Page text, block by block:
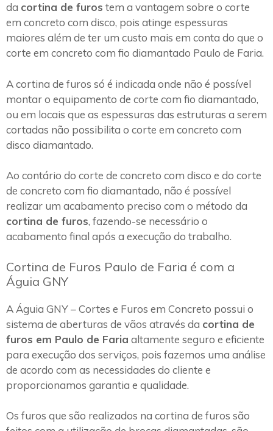
da cortina de furos tem a vantagem sobre o corte
em concreto com disco, pois atinge espessuras
maiores além de ter um custo mais em conta do que o
corte em concreto com fio diamantado Paulo de Faria.
A cortina de furos só é indicada onde não é possível
montar o equipamento de corte com fio diamantado,
ou em locais que as espessuras das estruturas a serem
cortadas não possibilita o corte em concreto com
disco diamantado.
Ao contário do corte de concreto com disco e do corte
de concreto com fio diamantado, não é possível
realizar um acabamento preciso com o método da
cortina de furos, fazendo-se necessário o
acabamento final após a execução do trabalho.
Cortina de Furos Paulo de Faria é com a
Águia GNY
A Águia GNY – Cortes e Furos em Concreto possui o
sistema de aberturas de vãos através da cortina de
furos em Paulo de Faria altamente seguro e eficiente
para execução dos serviços, pois fazemos uma análise
de acordo com as necessidades do cliente e
proporcionamos garantia e qualidade.
Os furos que são realizados na cortina de furos são